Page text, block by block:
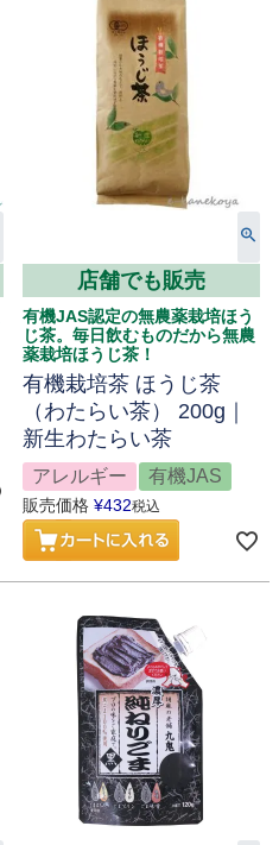
店舗でも販売
有機JAS認定の無農薬栽培ほう
じ茶。毎日飲むものだから無農
薬栽培ほうじ茶！
有機栽培茶 ほうじ茶
（わたらい茶） 200g｜
新生わたらい茶
アレルギー 有機JAS
販売価格 ¥432税込